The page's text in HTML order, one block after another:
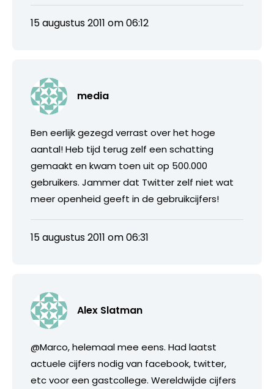
15 augustus 2011 om 06:12
media
Ben eerlijk gezegd verrast over het hoge
aantal! Heb tijd terug zelf een schatting
gemaakt en kwam toen uit op 500.000
gebruikers. Jammer dat Twitter zelf niet wat
meer openheid geeft in de gebruikcijfers!
15 augustus 2011 om 06:31
Alex Slatman
@Marco, helemaal mee eens. Had laatst
actuele cijfers nodig van facebook, twitter,
etc voor een gastcollege. Wereldwijde cijfers